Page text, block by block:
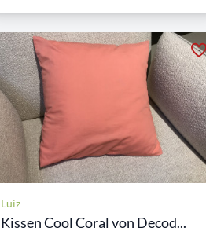
Luiz
Kissen Cool Coral von Decod...